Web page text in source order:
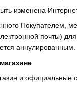
изменена
Покупателем,
почты)
аннулированным.
и официальные